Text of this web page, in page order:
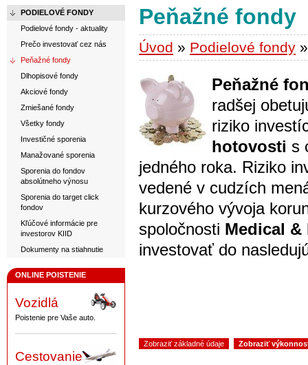
PODIELOVÉ FONDY
Podielové fondy - aktuality
Prečo investovať cez nás
Peňažné fondy
Dlhopisové fondy
Akciové fondy
Zmiešané fondy
Všetky fondy
Investičné sporenia
Manažované sporenia
Sporenia do fondov
absolútneho výnosu
Sporenia do target click
fondov
Kľúčové informácie pre
investorov KIID
Dokumenty na stiahnutie
ONLINE POISTENIE
Vozidlá
Poistenie pre Vaše auto.
Cestovanie
Peňažné fondy
Úvod » Podielové fondy
Peňažné
radšej
riziko
hotovosti s
jedného roka. Riziko
vedené v cudzích
kurzového vývoja
spoločnosti Medical
investovať do